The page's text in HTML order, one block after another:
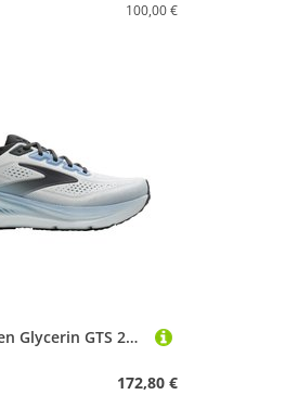
100,00 €
Brooks Herren Glycerin GTS 23 Schuhe
172,80 €